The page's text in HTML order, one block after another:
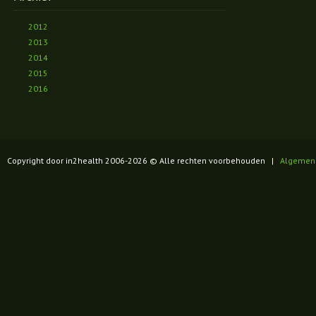
2012
2013
2014
2015
2016
Copyright door in2health 2006-2026 © Alle rechten voorbehouden |